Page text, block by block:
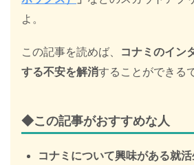
よ。
この記事を読めば、
コナミのイン
する不安を解消することができる
◆この記事がおすすめな人
コナミについて興味がある就活